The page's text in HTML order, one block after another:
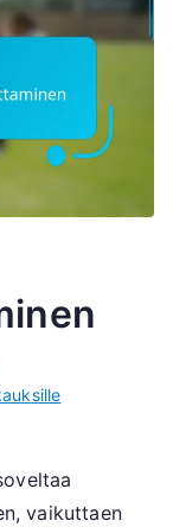
vaikuttaen